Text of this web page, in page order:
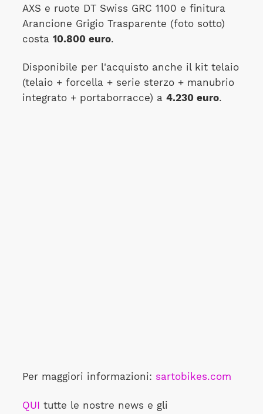
AXS e ruote DT Swiss GRC 1100 e finitura
Arancione Grigio Trasparente (foto sotto)
costa 10.800 euro.
Disponibile per l'acquisto anche il kit telaio
(telaio + forcella + serie sterzo + manubrio
integrato + portaborracce) a 4.230 euro.
Per maggiori informazioni: sartobikes.com
QUI tutte le nostre news e gli